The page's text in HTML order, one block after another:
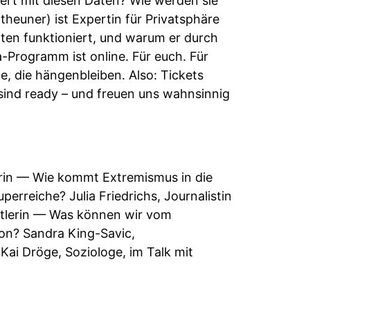
ist Expertin für Privatsphäre
funktioniert, und warum er durch
Programm ist online. Für euch. Für
die hängenbleiben. Also: Tickets
ready – und freuen uns wahnsinnig
— Wie kommt Extremismus in die
Julia Friedrichs, Journalistin
— Was können wir vom
Sandra King-Savic,
Dröge, Soziologe, im Talk mit